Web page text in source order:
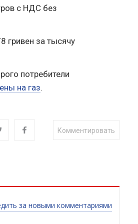
с НДС без
гривен за тысячу
потребители
на газ.
Комментировать
за новыми комментариями